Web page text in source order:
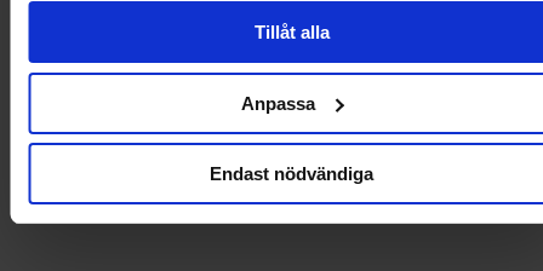
Tillåt alla
Anpassa
Endast nödvändiga
Produktdetaljer